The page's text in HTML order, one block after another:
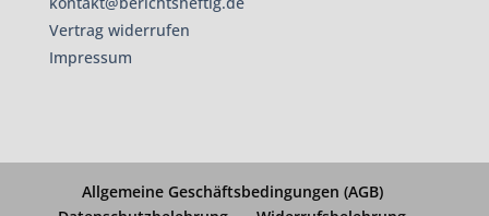
Vertrag widerrufen
Impressum
Allgemeine Geschäftsbedingungen (AGB)